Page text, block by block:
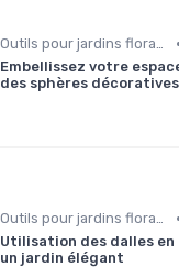
Outils pour jardins floraux •
Embellissez votre
des sphères
Outils pour jardins floraux •
Utilisation des dalles en
un jardin élégant